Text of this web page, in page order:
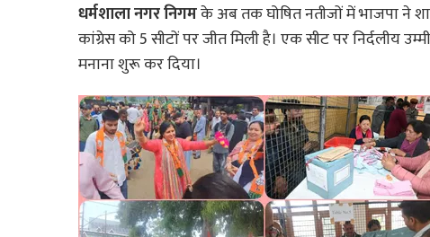
धर्मशाला नगर निगमके अब तक घोषित नतीजों में भाजपा ने
कांग्रेस को 5 सीटों पर जीत मिली है। एक सीट पर निर्दलीय
मनाना शुरू कर दिया।